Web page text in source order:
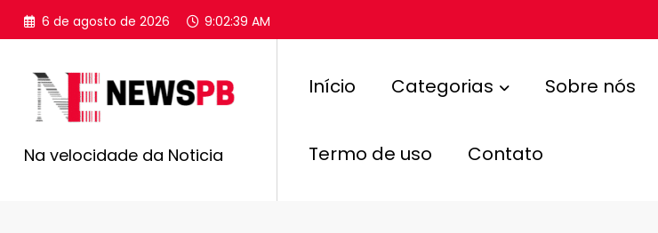
Pular
para
conteúdo
6 de agosto de 2026 9:02:40 AM
Na velocidade da Noticia
Início Categorias Sobre nós
Termo de uso Contato